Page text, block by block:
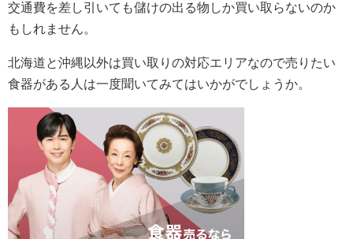
交通費を差し引いても儲けの出る物しか買い取らないのか
もしれません。
北海道と沖縄以外は買い取りの対応エリアなので売りたい
食器がある人は一度聞いてみてはいかがでしょうか。